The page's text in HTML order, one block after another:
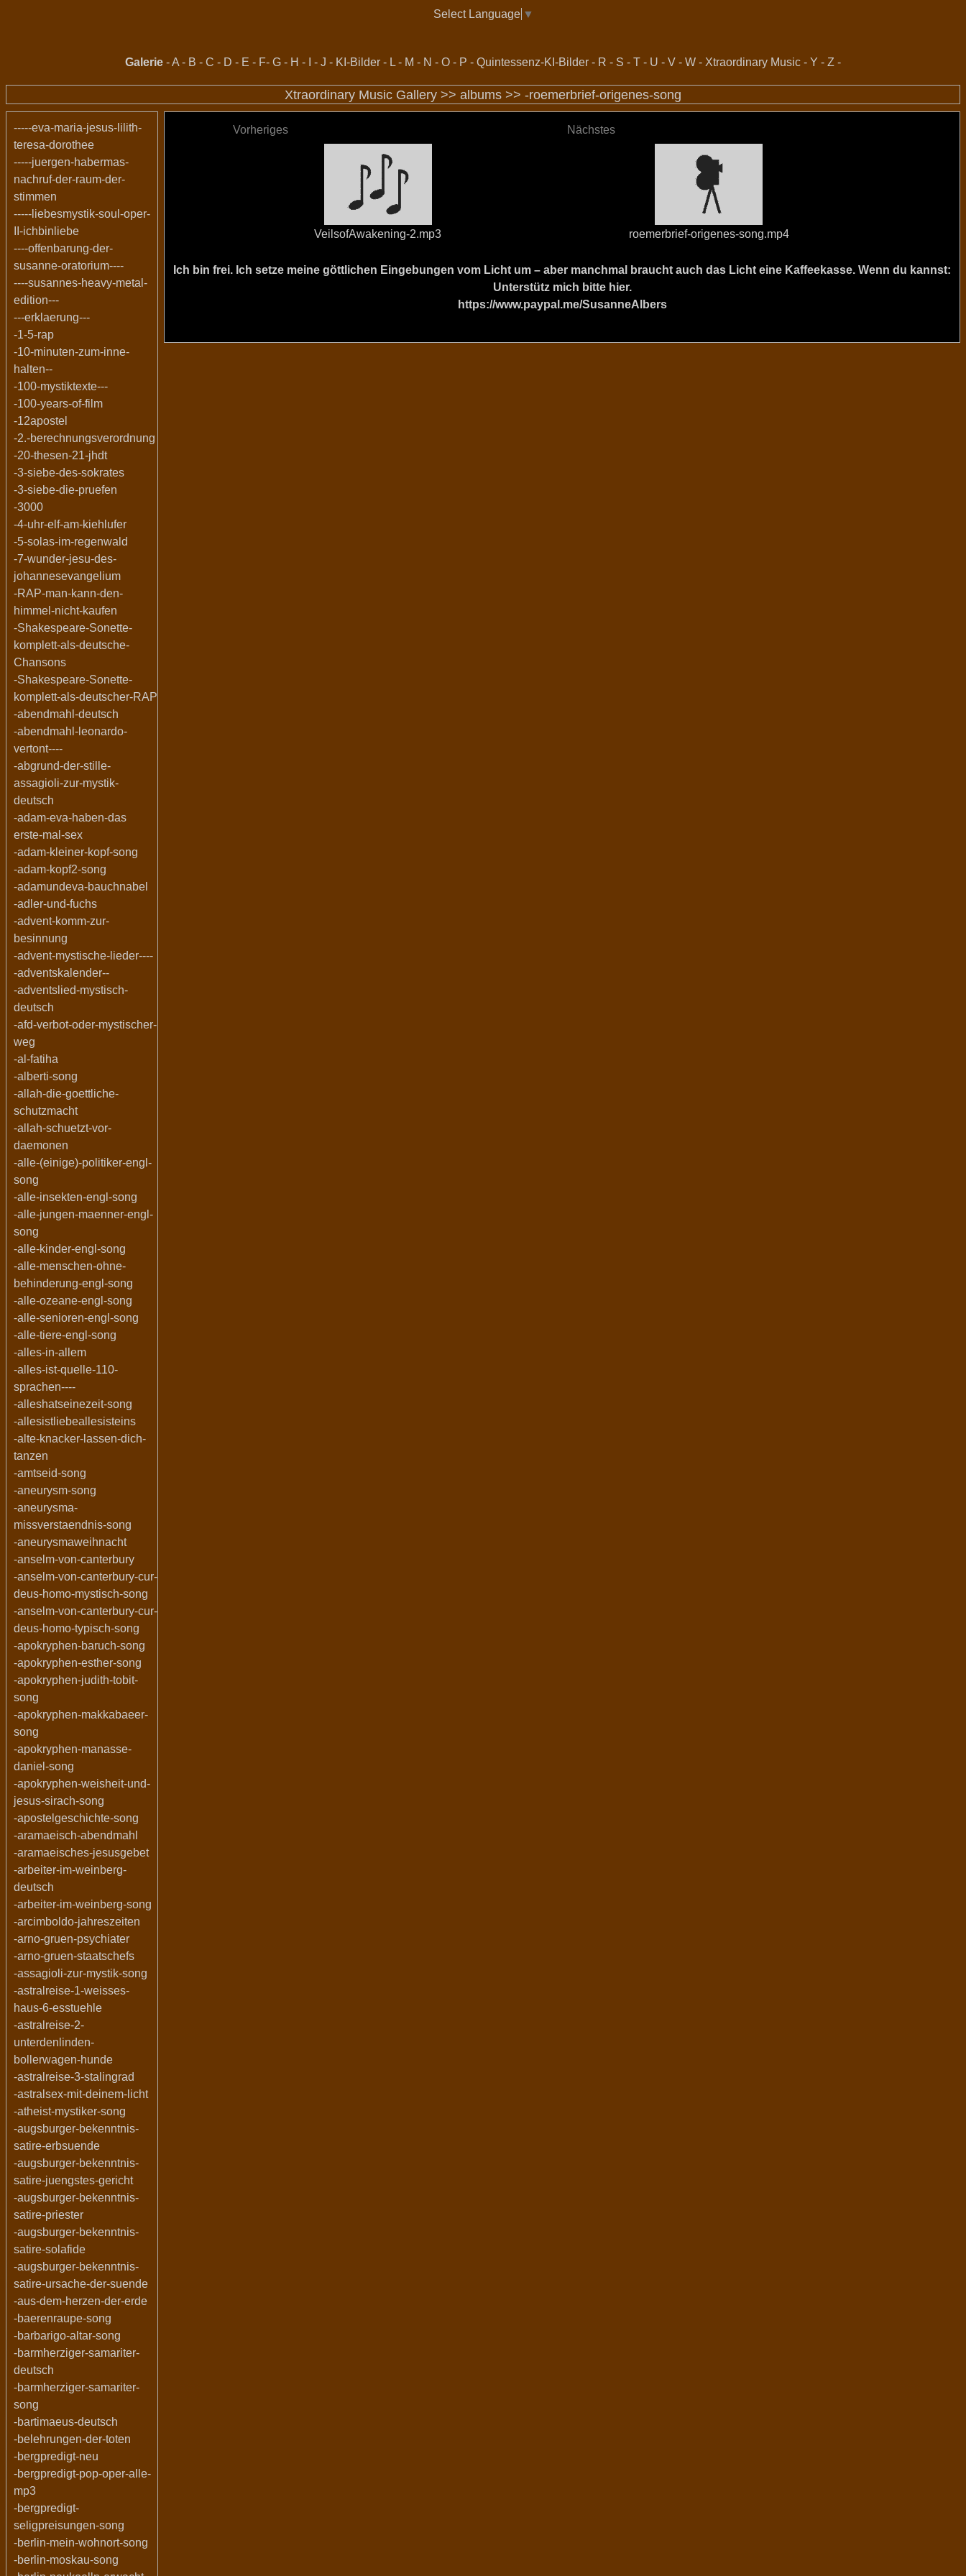
Select Language ▼
Galerie -A - B - C - D - E - F- G - H - - J - KI-Bilder - L - M - N - O - P - Quintessenz-KI-Bilder - R - S - T - U - V - W - Xtraordinary Music - Y - Z -
Xtraordinary Music Gallery >> albums >> -roemerbrief-origenes-song
-----eva-maria-jesus-lilith-
teresa-dorothee
-----juergen-habermas-
nachruf-der-raum-der-
stimmen
-----liebesmystik-soul-oper-
II-ichbinliebe
----offenbarung-der-
susanne-oratorium----
----susannes-heavy-metal-
edition---
---erklaerung---
-1-5-rap
-10-minuten-zum-inne-
halten--
-100-mystiktexte---
-100-years-of-film
-12apostel
-2.-berechnungsverordnung
-20-thesen-21-jhdt
-3-siebe-des-sokrates
-3-siebe-die-pruefen
-3000
-4-uhr-elf-am-kiehlufer
-5-solas-im-regenwald
-7-wunder-jesu-des-
johannesevangelium
-RAP-man-kann-den-
himmel-nicht-kaufen
-Shakespeare-Sonette-
komplett-als-deutsche-
Chansons
-Shakespeare-Sonette-
komplett-als-deutscher-RAP
-abendmahl-deutsch
-abendmahl-leonardo-
vertont----
-abgrund-der-stille-
assagioli-zur-mystik-
deutsch
-adam-eva-haben-das
erste-mal-sex
-adam-kleiner-kopf-song
-adam-kopf2-song
-adamundeva-bauchnabel
-adler-und-fuchs
-advent-komm-zur-
besinnung
-advent-mystische-lieder----
-adventskalender--
-adventslied-mystisch-
deutsch
-afd-verbot-oder-mystischer-
weg
-al-fatiha
-alberti-song
-allah-die-goettliche-
schutzmacht
-allah-schuetzt-vor-
daemonen
-alle-(einige)-politiker-engl-
song
-alle-insekten-engl-song
-alle-jungen-maenner-engl-
song
-alle-kinder-engl-song
-alle-menschen-ohne-
behinderung-engl-song
-alle-ozeane-engl-song
-alle-senioren-engl-song
-alle-tiere-engl-song
-alles-in-allem
-alles-ist-quelle-110-
sprachen----
-alleshatseinezeit-song
-allesistliebeallesisteins
-alte-knacker-lassen-dich-
tanzen
-amtseid-song
-aneurysm-song
-aneurysma-
missverstaendnis-song
-aneurysmaweihnacht
-anselm-von-canterbury
-anselm-von-canterbury-cur-
deus-homo-mystisch-song
-anselm-von-canterbury-cur-
deus-homo-typisch-song
-apokryphen-baruch-song
-apokryphen-esther-song
-apokryphen-judith-tobit-
song
-apokryphen-makkabaeer-
song
-apokryphen-manasse-
daniel-song
-apokryphen-weisheit-und-
jesus-sirach-song
-apostelgeschichte-song
-aramaeisch-abendmahl
-aramaeisches-jesusgebet
-arbeiter-im-weinberg-
deutsch
-arbeiter-im-weinberg-song
-arcimboldo-jahreszeiten
-arno-gruen-psychiater
-arno-gruen-staatschefs
-assagioli-zur-mystik-song
-astralreise-1-weisses-
haus-6-esstuehle
-astralreise-2-
unterdenlinden-
bollerwagen-hunde
-astralreise-3-stalingrad
-astralsex-mit-deinem-licht
-atheist-mystiker-song
-augsburger-bekenntnis-
satire-erbsuende
-augsburger-bekenntnis-
satire-juengstes-gericht
-augsburger-bekenntnis-
satire-priester
-augsburger-bekenntnis-
satire-solafide
-augsburger-bekenntnis-
satire-ursache-der-suende
-aus-dem-herzen-der-erde
-baerenraupe-song
-barbarigo-altar-song
-barmherziger-samariter-
deutsch
-barmherziger-samariter-
song
-bartimaeus-deutsch
-belehrungen-der-toten
-bergpredigt-neu
-bergpredigt-pop-oper-alle-
mp3
-bergpredigt-
seligpreisungen-song
-berlin-mein-wohnort-song
-berlin-moskau-song
Vorheriges Nächstes
VeilsofAwakening-2.mp3 roemerbrief-origenes-song.mp4
Ich bin frei. Ich setze meine göttlichen Eingebungen vom Licht um – aber manchmal braucht auch das Licht eine Kaffeekasse. Wenn du kannst:
Unterstütz mich bitte hier.
https://www.paypal.me/SusanneAlbers